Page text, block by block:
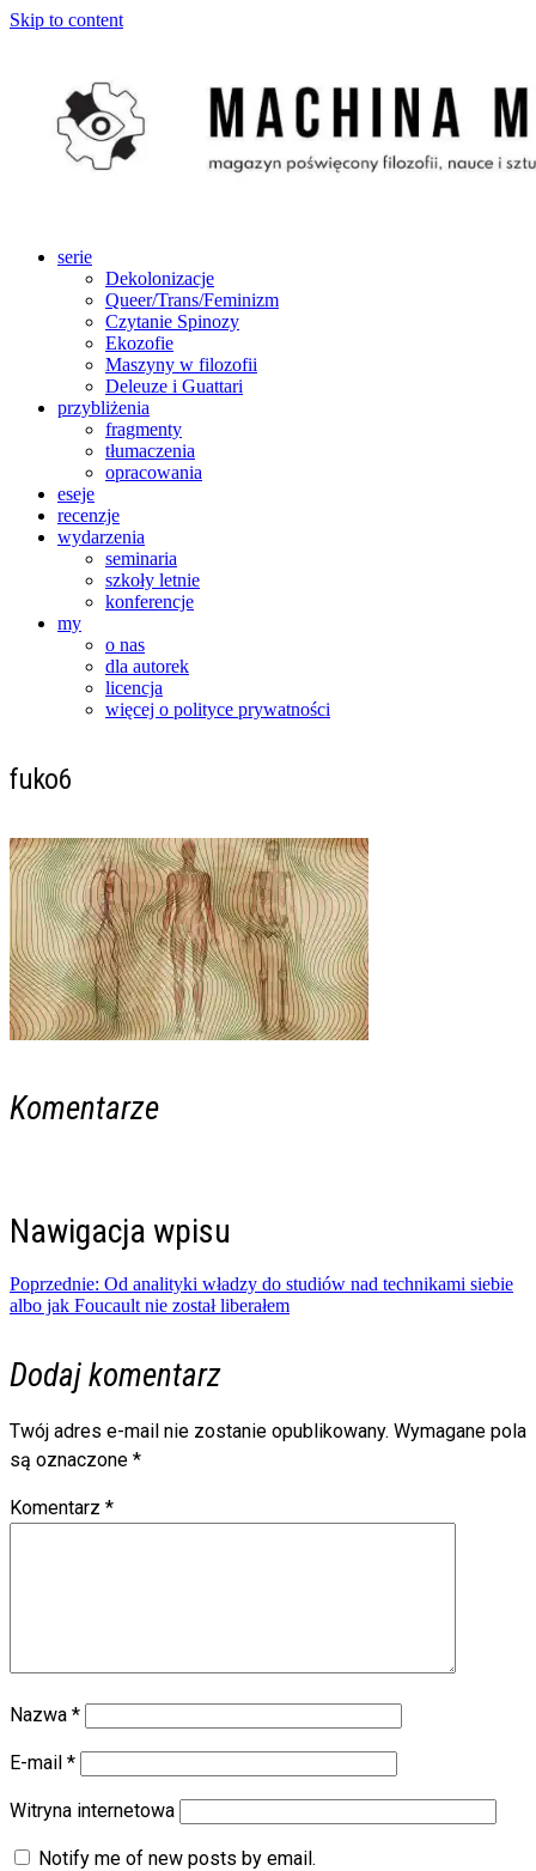
Skip to content
serie
Dekolonizacje
Queer/Trans/Feminizm
Czytanie Spinozy
Ekozofie
Maszyny w filozofii
Deleuze i Guattari
przybliżenia
fragmenty
tłumaczenia
opracowania
eseje
recenzje
wydarzenia
seminaria
szkoły letnie
konferencje
my
o nas
dla autorek
licencja
więcej o polityce prywatności
fuko6
Komentarze
Nawigacja wpisu
Poprzednie: Od analityki władzy do studiów nad technikami siebie
albo jak Foucault nie został liberałem
Dodaj komentarz
Twój adres e-mail nie zostanie opublikowany. Wymagane pola
są oznaczone *
Komentarz *
Nazwa *
E-mail *
Witryna internetowa
Notify me of new posts by email.